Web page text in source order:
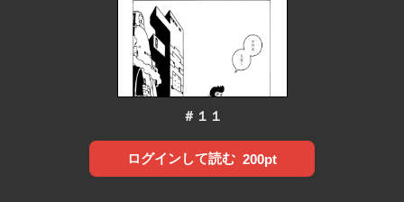
＃１１
ログインして読む 200pt